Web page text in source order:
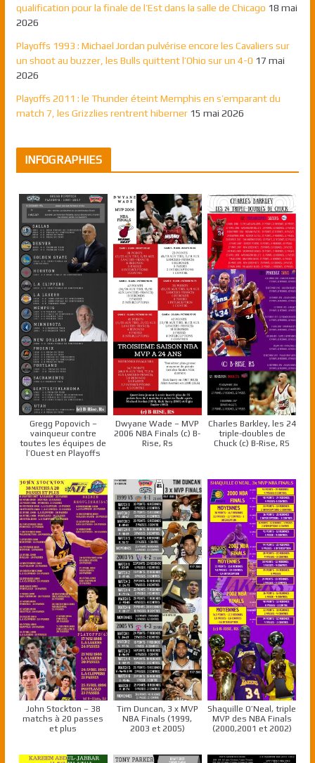
qualification pour la finale de l’Est dans la salle de Chicago 18 mai
2026
Playoffs 1993 : Michael Jordan pulvérise encore les Cavaliers sur
un shoot au buzzer, les Bulls quittent l’Ohio sur un 4-0 17 mai
2026
Playoffs 2011 : le Thunder éteint Memphis en s’emparant du
match 7, les Grizzlies rentrent hiberner 15 mai 2026
INFOGRAPHIES
Gregg Popovich –
vainqueur contre
toutes les équipes de
l’Ouest en Playoffs
Dwyane Wade – MVP
2006 NBA Finals (c) B-
Rise, Rs
Charles Barkley, les 24
triple-doubles de
Chuck (c) B-Rise, RS
John Stockton – 38
matchs à 20 passes
et plus
Tim Duncan, 3 x MVP
NBA Finals (1999,
2003 et 2005)
Shaquille O’Neal, triple
MVP des NBA Finals
(2000,2001 et 2002)